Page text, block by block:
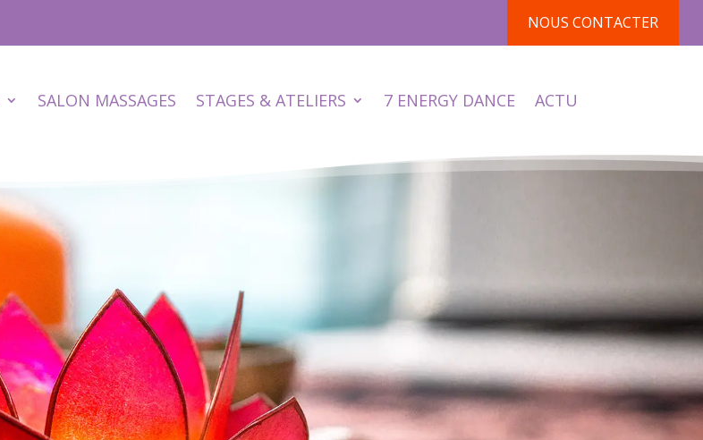
NOUS CONTACTER
SALON MASSAGES STAGES & ATELIERS 7 ENERGY DANCE ACTU